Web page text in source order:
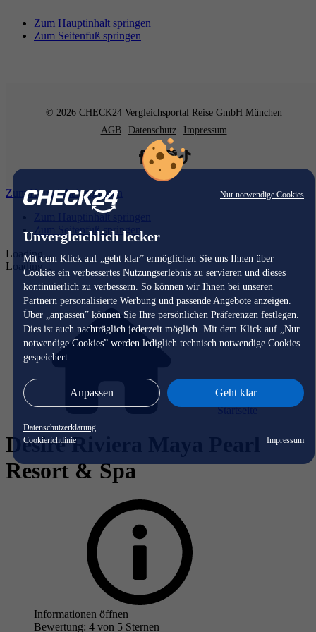
Nur notwendige Cookies
Unvergleichlich lecker
Mit dem Klick auf „geht klar” ermöglichen Sie uns Ihnen über
Cookies ein verbessertes Nutzungserlebnis zu servieren und dieses
kontinuierlich zu verbessern. So können wir Ihnen bei unseren
Partnern personalisierte Werbung und passende Angebote anzeigen.
Über „anpassen” können Sie Ihre persönlichen Präferenzen festlegen.
Dies ist auch nachträglich jederzeit möglich. Mit dem Klick auf „Nur
notwendige Cookies” werden lediglich technisch notwendige Cookies
gespeichert.
Anpassen Geht klar
Datenschutzerklärung
Cookierichtlinie
Impressum
Zum Hauptinhalt springen
Zum Seitenfuß springen
© 2026 CHECK24 Vergleichsportal Reise GmbH München
AGB
Datenschutz Impressum
Zum Hauptinhalt springen
Zum Hauptinhalt springen
Zum Seitenfuß springen
Loading...
Loading...
Startseite
Desire Riviera Maya Pearl
Resort & Spa
Informationen öffnen
Bewertung: 4 von 5 Sternen